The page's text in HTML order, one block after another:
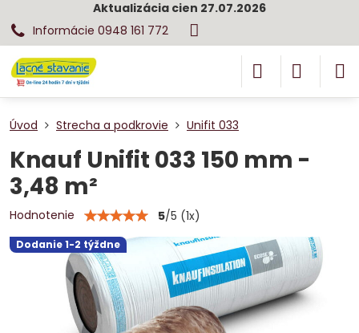
Aktualizácia cien 27.07.2026
Informácie 0948 161 772
Dodanie 1-2 týždne
Úvod Strecha a podkrovie Unifit 033
Knauf Unifit 033 150 mm -
3,48 m²
Hodnotenie 5/5 (1x)